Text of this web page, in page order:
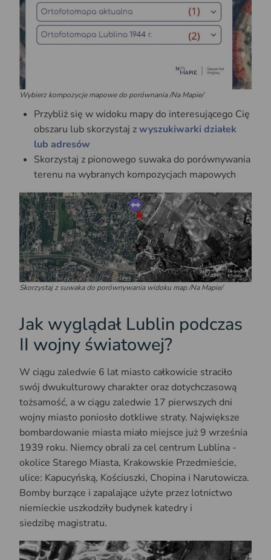
Wybierz kompozycje mapowe do porównania /Na Mapie/
Przybliż się w widoku mapy do interesującego Cię
obszaru lub skorzystaj zwyszukiwarki działek
lub adresów
Skorzystaj z pionowego suwaka do porównywania
terenu na wybranych kompozycjach mapowych
Skorzystaj z suwaka do porównywania widoku map /Na Mapie/
Jak wyglądał Lublin podczas
II wojny światowej?
W ciągu zaledwie 6 lat miasto całkowicie straciło
swój dwukulturowy charakter oraz dotychczasową
tożsamość, a w ciągu zaledwie 17 pierwszych dni
wojny miasto poniosło dotkliwe straty. Największe
bombardowanie miasta miało miejsce już 9 września
1939 roku. Niemcy obrali za cel centrum Lublina -
okolice Starego Miasta, Krakowskie Przedmieście,
ulice: Kapucyńską, Kościuszki, Chopina i Narutowicza.
Bomby burzące i zapalające użyte przez lotnictwo
niemieckie uszkodziły budynek katedry i
siedzibę magistratu.